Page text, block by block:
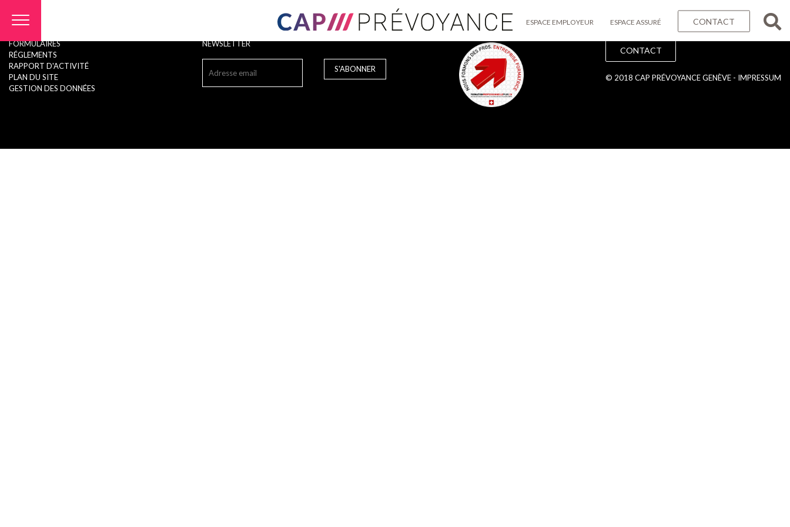
ESPACE EMPLOYEUR ESPACE ASSURÉ CONTACT
FORMULAIRES
RÉGLEMENTS
RAPPORT D'ACTIVITÉ
PLAN DU SITE
GESTION DES DONNÉES
NEWSLETTER
S'ABONNER
CONTACT
© 2018 CAP PRÉVOYANCE GENÈVE - IMPRESSUM